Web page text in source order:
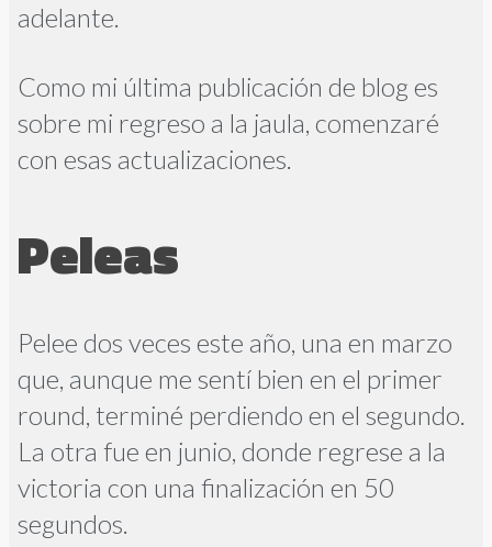
adelante.
Como mi última publicación de blog es
sobre mi regreso a la jaula, comenzaré
con esas actualizaciones.
Peleas
Pelee dos veces este año, una en marzo
que, aunque me sentí bien en el primer
round, terminé perdiendo en el segundo.
La otra fue en junio, donde regrese a la
victoria con una finalización en 50
segundos.